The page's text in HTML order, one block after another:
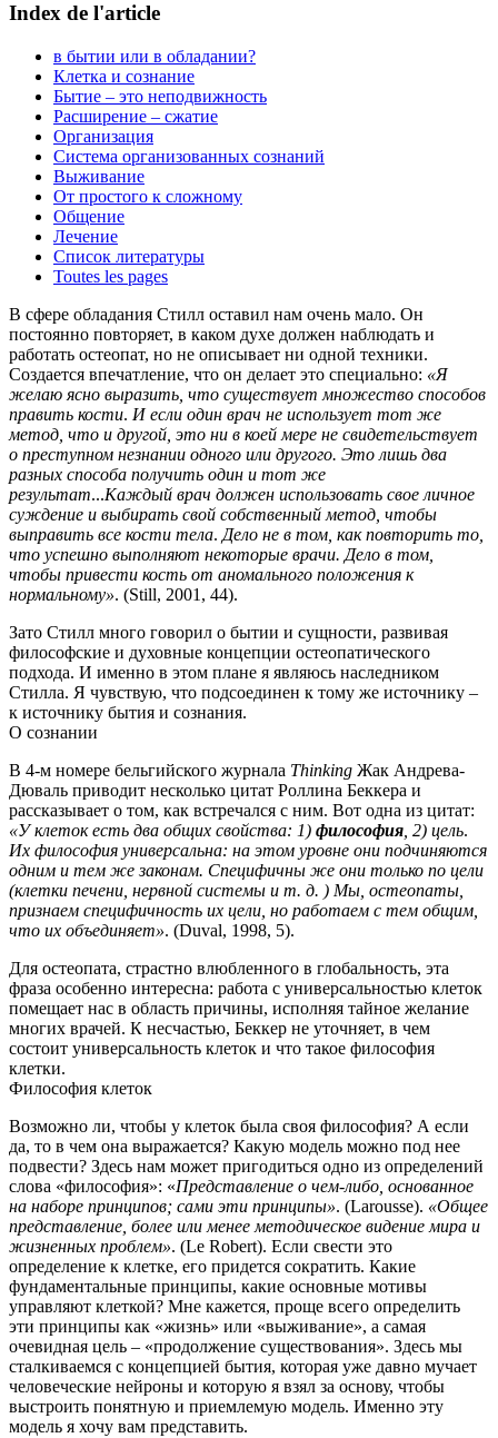
Index de l'article
в бытии или в обладании?
Клетка и сознание
Бытие – это неподвижность
Расширение – сжатие
Организация
Система организованных сознаний
Выживание
От простого к сложному
Общение
Лечение
Список литературы
Toutes les pages
В сфере обладания Стилл оставил нам очень мало. Он
постоянно повторяет, в каком духе должен наблюдать и
работать остеопат, но не описывает ни одной техники.
Создается впечатление, что он делает это специально: «Я
желаю ясно выразить, что существует множество способов
править кости. И если один врач не использует тот же
метод, что и другой, это ни в коей мере не свидетельствует
о преступном незнании одного или другого. Это лишь два
разных способа получить один и тот же
результат...Каждый врач должен использовать свое личное
суждение и выбирать свой собственный метод, чтобы
выправить все кости тела. Дело не в том, как повторить то,
что успешно выполняют некоторые врачи. Дело в том,
чтобы привести кость от аномального положения к
нормальному». (Still, 2001, 44).
Зато Стилл много говорил о бытии и сущности, развивая
философские и духовные концепции остеопатического
подхода. И именно в этом плане я являюсь наследником
Стилла. Я чувствую, что подсоединен к тому же источнику –
к источнику бытия и сознания.
О сознании
В 4-м номере бельгийского журнала Thinking Жак Андрева-
Дюваль приводит несколько цитат Роллина Беккера и
рассказывает о том, как встречался с ним. Вот одна из цитат:
«У клеток есть два общих свойства: 1) философия , 2) цель.
Их философия универсальна: на этом уровне они подчиняются
одним и тем же законам. Специфичны же они только по цели
(клетки печени, нервной системы и т. д. ) Мы, остеопаты,
признаем специфичность их цели, но работаем с тем общим,
что их объединяет». (Duval, 1998, 5).
Для остеопата, страстно влюбленного в глобальность, эта
фраза особенно интересна: работа с универсальностью клеток
помещает нас в область причины, исполняя тайное желание
многих врачей. К несчастью, Беккер не уточняет, в чем
состоит универсальность клеток и что такое философия
клетки.
Философия клеток
Возможно ли, чтобы у клеток была своя философия? А если
да, то в чем она выражается? Какую модель можно под нее
подвести? Здесь нам может пригодиться одно из определений
слова «философия»: «Представление о чем-либо, основанное
на наборе принципов; сами эти принципы». (Larousse). «Общее
представление, более или менее методическое видение мира и
жизненных проблем». (Le Robert). Если свести это
определение к клетке, его придется сократить. Какие
фундаментальные принципы, какие основные мотивы
управляют клеткой? Мне кажется, проще всего определить
эти принципы как «жизнь» или «выживание», а самая
очевидная цель – «продолжение существования». Здесь мы
сталкиваемся с концепцией бытия, которая уже давно мучает
человеческие нейроны и которую я взял за основу, чтобы
выстроить понятную и приемлемую модель. Именно эту
модель я хочу вам представить.